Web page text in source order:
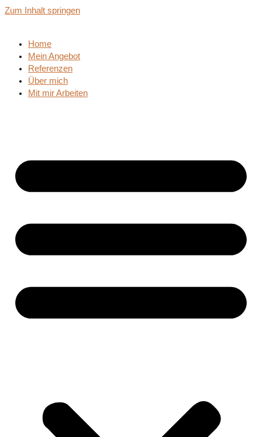
Zum Inhalt springen
Home
Mein Angebot
Referenzen
Über mich
Mit mir Arbeiten